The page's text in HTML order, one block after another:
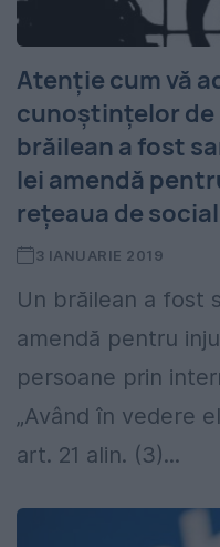
Atenţie cum vă
cunoştinţelor de
brăilean a fost
lei amendă
reţeaua de
3 IANUARIE 2019
Un brăilean a fost
amendă pentru
persoane prin
„Având în vedere
art. 21 alin. (3)...